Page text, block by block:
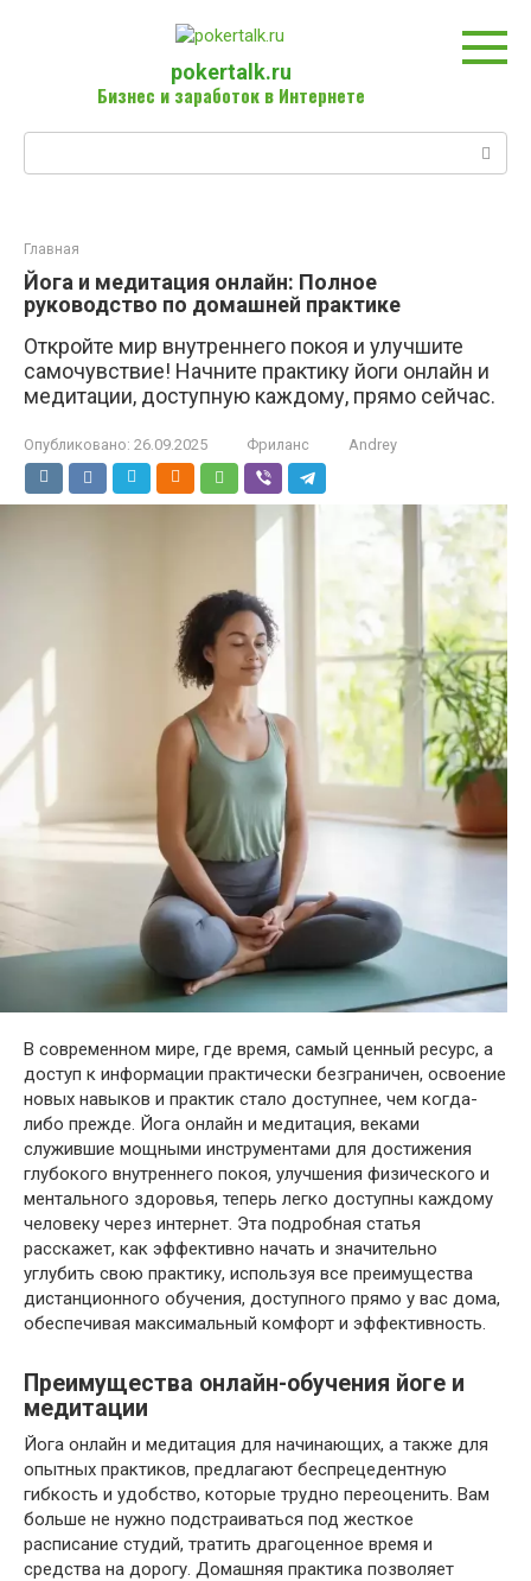
pokertalk.ru
Бизнес и заработок в Интернете
Главная
Йога и медитация онлайн: Полное
руководство по домашней практике
Откройте мир внутреннего покоя и улучшите
самочувствие! Начните практику йоги онлайн и
медитации, доступную каждому, прямо сейчас.
Опубликовано: 26.09.2025 Фриланс Andrey
В современном мире, где время, самый ценный ресурс, а
доступ к информации практически безграничен, освоение
новых навыков и практик стало доступнее, чем когда-
либо прежде. Йога онлайн и медитация, веками
служившие мощными инструментами для достижения
глубокого внутреннего покоя, улучшения физического и
ментального здоровья, теперь легко доступны каждому
человеку через интернет. Эта подробная статья
расскажет, как эффективно начать и значительно
углубить свою практику, используя все преимущества
дистанционного обучения, доступного прямо у вас дома,
обеспечивая максимальный комфорт и эффективность.
Преимущества онлайн-обучения йоге и
медитации
Йога онлайн и медитация для начинающих, а также для
опытных практиков, предлагают беспрецедентную
гибкость и удобство, которые трудно переоценить. Вам
больше не нужно подстраиваться под жесткое
расписание студий, тратить драгоценное время и
средства на дорогу. Домашняя практика позволяет